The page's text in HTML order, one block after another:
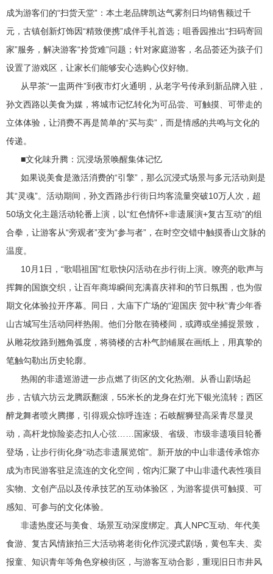
成为游客们的“扫货天堂”：本土老品牌凯达气雾剂日均销售额过千
元，古镇创新灯饰因“精致便携”成伴手礼首选；咀香园推出“扫码寄回
家”服务，解决游客“拎货难”问题；针对家庭游客，名品荟还为孩子们
设置了游戏区，让家长们能够安心选购心仪好物。
从早茶“一盅两件”到夜市灯火通明，从老字号传承到新品牌入驻，
孙文西路以美食为媒，将城市记忆转化为可品尝、可触摸、可带走的
立体体验，让消费不再是简单的“买与卖”，而是情感的共鸣与文化的
传递。
■文化味升腾：沉浸场景唤醒集体记忆
如果说美食是激活消费的“引擎”，那么沉浸式场景与多元活动则是
其“灵魂”。活动期间，孙文西路步行街日均客流量突破10万人次，超
50场文化主题活动轮番上演，以“红色情怀+非遗展演+复古互动”的组
合拳，让游客从“旁观者”变为“参与者”，在时空交错中触摸香山文脉的
温度。
10月1日，“歌唱祖国”红歌快闪活动在步行街上演。嘹亮的歌声与
挥舞的国旗交织，让百年商埠瞬间充满喜庆祥和的节日氛围，也为假
期文化体验拉开序幕。同日，大庙下广场的“迎国庆 贺中秋”青少年香
山古城写生活动同样热闹。他们分散在骑楼间，或蹲或坐捕捉景致，
从雕花纹路到翘角弧度，将骑楼的古朴气韵铺展在画纸上，用真挚的
笔触勾勒出历史轮廓。
热闹的非遗巡游进一步点燃了街区的文化热潮。从香山剧场起
步，古镇六坊云龙腾跃翻滚，55米长的龙身在灯光下银光流转；西区
醉龙舞者喷火腾挪，引得观众惊呼连连；石岐醒狮登高采青尽显灵
动，高杆龙惊险姿态扣人心弦……国家级、省级、市级非遗项目轮番
登场，让步行街化身“动态非遗展览馆”。新开放的中山非遗传承馆亦
成为市民游客驻足流连的文化空间，馆内汇聚了中山非遗代表性项目
实物、文创产品以及传承技艺的互动体验区，为游客提供可触摸、可
感知、可参与的文化体验。
非遗热度还与美食、场景互动深度绑定。真人NPC互动、年代美
食游、复古风情旅拍三大活动将老街化作沉浸式剧场，黄包车夫、卖
报童、知识青年等角色穿梭街区，与游客互动合影，重现旧日市井风